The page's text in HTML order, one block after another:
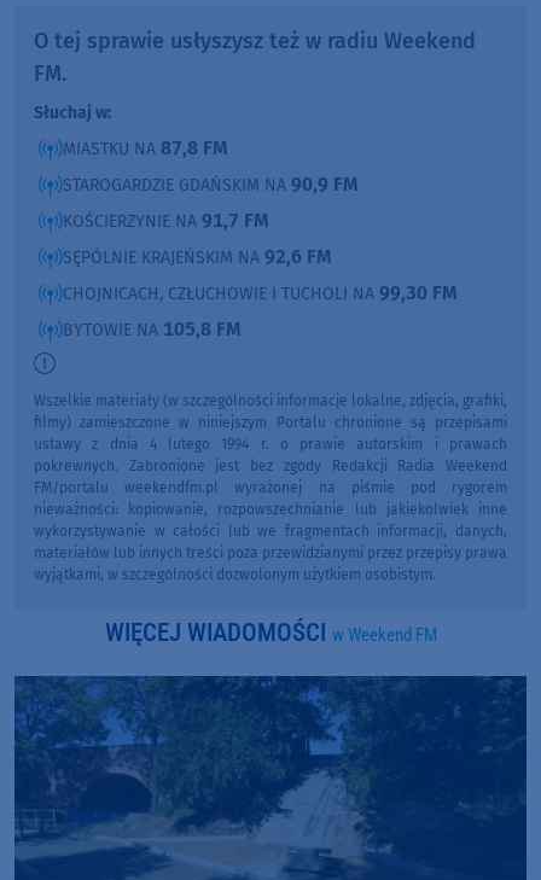
O tej sprawie usłyszysz też w radiu Weekend
FM.
Słuchaj w:
MIASTKU NA 87,8 FM
STAROGARDZIE GDAŃSKIM NA 90,9 FM
KOŚCIERZYNIE NA 91,7 FM
SĘPÓLNIE KRAJEŃSKIM NA 92,6 FM
CHOJNICACH, CZŁUCHOWIE I TUCHOLI NA 99,30 FM
BYTOWIE NA 105,8 FM
Wszelkie materiały (w szczególności informacje lokalne, zdjęcia, grafiki,
filmy) zamieszczone w niniejszym Portalu chronione są przepisami
ustawy z dnia 4 lutego 1994 r. o prawie autorskim i prawach
pokrewnych. Zabronione jest bez zgody Redakcji Radia Weekend
FM/portalu weekendfm.pl wyrażonej na piśmie pod rygorem
nieważności: kopiowanie, rozpowszechnianie lub jakiekolwiek inne
wykorzystywanie w całości lub we fragmentach informacji, danych,
materiałów lub innych treści poza przewidzianymi przez przepisy prawa
wyjątkami, w szczególności dozwolonym użytkiem osobistym.
WIĘCEJ WIADOMOŚCI w Weekend FM